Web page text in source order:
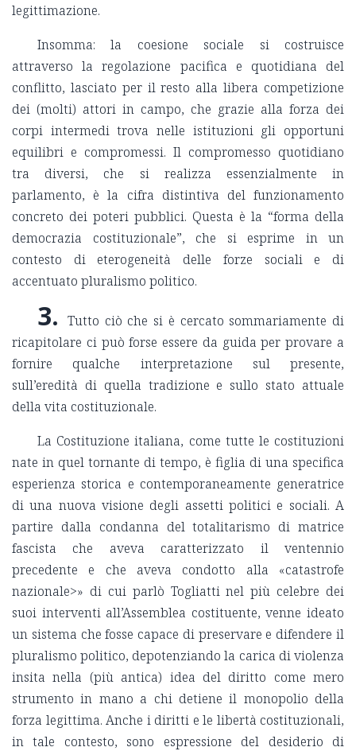
legittimazione.
Insomma: la coesione sociale si costruisce
attraverso la regolazione pacifica e quotidiana del
conflitto, lasciato per il resto alla libera competizione
dei (molti) attori in campo, che grazie alla forza dei
corpi intermedi trova nelle istituzioni gli opportuni
equilibri e compromessi. Il compromesso quotidiano
tra diversi, che si realizza essenzialmente in
parlamento, è la cifra distintiva del funzionamento
concreto dei poteri pubblici. Questa è la “forma della
democrazia costituzionale”, che si esprime in un
contesto di eterogeneità delle forze sociali e di
accentuato pluralismo politico.
3. Tutto ciò che si è cercato sommariamente di
ricapitolare ci può forse essere da guida per provare a
fornire qualche interpretazione sul presente,
sull’eredità di quella tradizione e sullo stato attuale
della vita costituzionale.
La Costituzione italiana, come tutte le costituzioni
nate in quel tornante di tempo, è figlia di una specifica
esperienza storica e contemporaneamente generatrice
di una nuova visione degli assetti politici e sociali. A
partire dalla condanna del totalitarismo di matrice
fascista che aveva caratterizzato il ventennio
precedente e che aveva condotto alla «catastrofe
nazionale>» di cui parlò Togliatti nel più celebre dei
suoi interventi all’Assemblea costituente, venne ideato
un sistema che fosse capace di preservare e difendere il
pluralismo politico, depotenziando la carica di violenza
insita nella (più antica) idea del diritto come mero
strumento in mano a chi detiene il monopolio della
forza legittima. Anche i diritti e le libertà costituzionali,
in tale contesto, sono espressione del desiderio di